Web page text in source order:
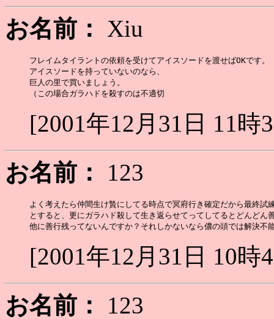
お名前：
Xiu
フレイムタイラントの依頼を受けてアイスソードを渡せばOKです。
アイスソードを持っていないのなら、
巨人の里で買いましょう。
[2001年12月31日 11時
お名前：
123
よく考えたら仲間生け贄にしてる時点で冥府行き確定だから最終試
とすると、更にガラハド殺して生き返らせてってしてるとどんどん
[2001年12月31日 10時
お名前：
123